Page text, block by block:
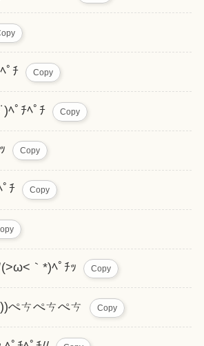
ﾟﾁ Copy
ﾍﾟﾁﾍﾟﾁ Copy
Copy
ﾟﾁ Copy
｀*)ﾍﾟﾁｯ Copy
ぺㄘぺㄘぺㄘ Copy